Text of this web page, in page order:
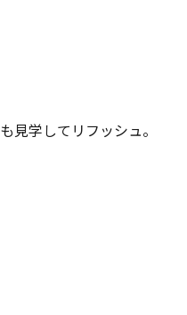
見学してリフッシュ。